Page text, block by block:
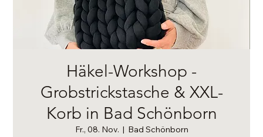
Häkel-Workshop -
Grobstrickstasche & XXL-
Korb in Bad Schönborn
Fr., 08. Nov.
  |
Bad Schönborn